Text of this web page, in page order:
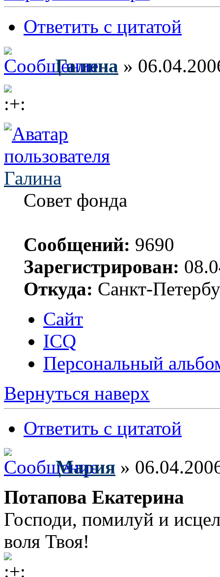
Ответить с цитатой
Галина »
Галина
Совет фонда
Сообщений: 9690
Зарегистрирован:
Откуда: Санкт-
Сайт
ICQ
Персональный
Вернуться наверх
Ответить с цитатой
Мария »
Потапова Екатерина
Господи, помилуй и
воля Твоя!